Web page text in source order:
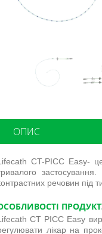
ОПИС
CT-PICC Easy-
речовин під
CT PICC Easy
лікар на